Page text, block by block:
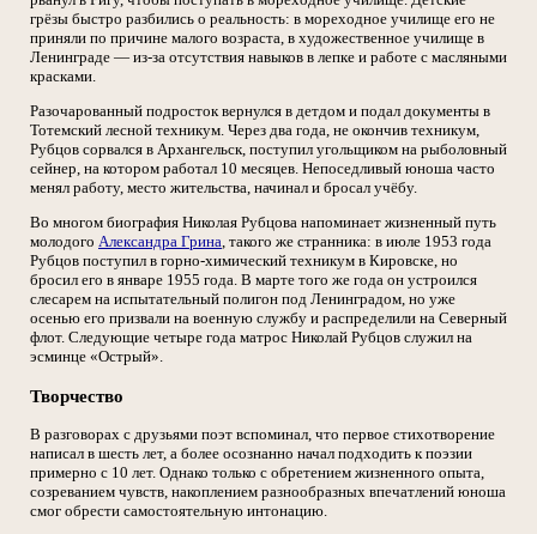
грёзы быстро разбились о реальность: в мореходное училище его не
приняли по причине малого возраста, в художественное училище в
Ленинграде — из-за отсутствия навыков в лепке и работе с масляными
красками.
Разочарованный подросток вернулся в детдом и подал документы в
Тотемский лесной техникум. Через два года, не окончив техникум,
Рубцов сорвался в Архангельск, поступил угольщиком на рыболовный
сейнер, на котором работал 10 месяцев. Непоседливый юноша часто
менял работу, место жительства, начинал и бросал учёбу.
Во многом биография Николая Рубцова напоминает жизненный путь
молодого Александра Грина, такого же странника: в июле 1953 года
Рубцов поступил в горно-химический техникум в Кировске, но
бросил его в январе 1955 года. В марте того же года он устроился
слесарем на испытательный полигон под Ленинградом, но уже
осенью его призвали на военную службу и распределили на Северный
флот. Следующие четыре года матрос Николай Рубцов служил на
эсминце «Острый».
Творчество
В разговорах с друзьями поэт вспоминал, что первое стихотворение
написал в шесть лет, а более осознанно начал подходить к поэзии
примерно с 10 лет. Однако только с обретением жизненного опыта,
созреванием чувств, накоплением разнообразных впечатлений юноша
смог обрести самостоятельную интонацию.